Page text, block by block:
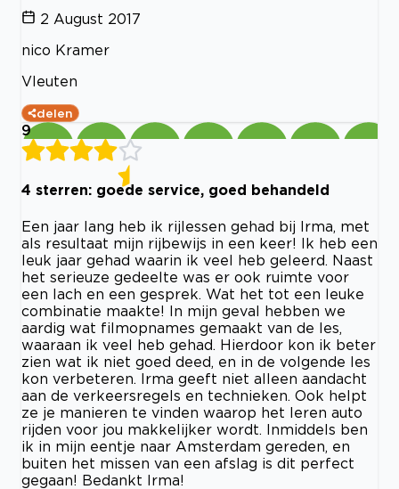
2 August 2017
nico Kramer
Vleuten
delen
9
4 sterren: goede service, goed behandeld
Een jaar lang heb ik rijlessen gehad bij Irma, met
als resultaat mijn rijbewijs in een keer! Ik heb een
leuk jaar gehad waarin ik veel heb geleerd. Naast
het serieuze gedeelte was er ook ruimte voor
een lach en een gesprek. Wat het tot een leuke
combinatie maakte! In mijn geval hebben we
aardig wat filmopnames gemaakt van de les,
waaraan ik veel heb gehad. Hierdoor kon ik beter
zien wat ik niet goed deed, en in de volgende les
kon verbeteren. Irma geeft niet alleen aandacht
aan de verkeersregels en technieken. Ook helpt
ze je manieren te vinden waarop het leren auto
rijden voor jou makkelijker wordt. Inmiddels ben
ik in mijn eentje naar Amsterdam gereden, en
buiten het missen van een afslag is dit perfect
gegaan! Bedankt Irma!